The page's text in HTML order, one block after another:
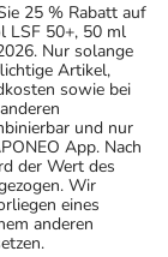
25 % Rabatt auf
LSF 50+, 50 ml
Nur solange
Artikel,
sowie bei
und nur
App. Nach
der Wert des
Wir
eines
anderen